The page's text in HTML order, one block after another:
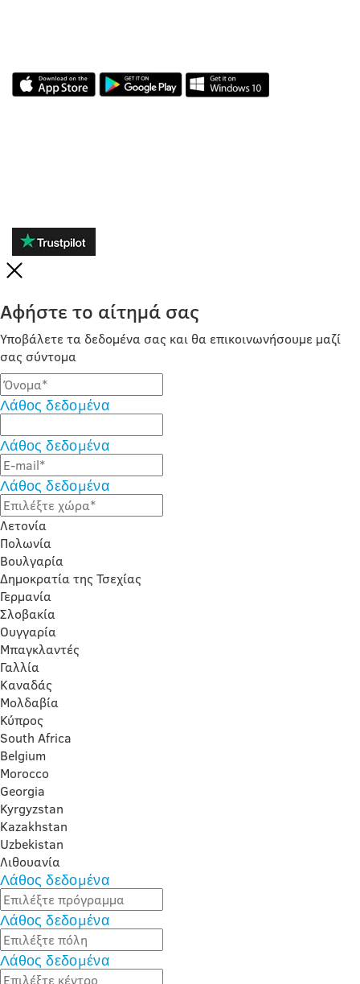
Αφήστε το αίτημά σας
Υποβάλετε τα δεδομένα σας και θα επικοινωνήσουμε μαζί
σας σύντομα
Λάθος δεδομένα
Λάθος δεδομένα
Λάθος δεδομένα
Λετονία
Πολωνία
Βουλγαρία
Δημοκρατία της Τσεχίας
Γερμανία
Σλοβακία
Ουγγαρία
Μπαγκλαντές
Γαλλία
Καναδάς
Μολδαβία
Κύπρος
South Africa
Belgium
Morocco
Georgia
Kyrgyzstan
Kazakhstan
Uzbekistan
Λιθουανία
Λάθος δεδομένα
Λάθος δεδομένα
Λάθος δεδομένα